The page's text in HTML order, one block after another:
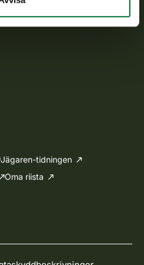
Jägaren-tidningen
Oma riista